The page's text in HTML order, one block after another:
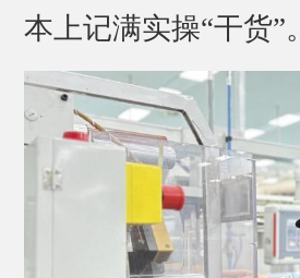
本上记满实操“干货”。